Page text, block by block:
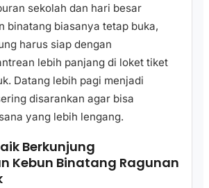
sekolah dan hari besar
binatang biasanya tetap buka,
harus siap dengan
lebih panjang di loket tiket
Datang lebih pagi menjadi
disarankan agar bisa
yang lebih lengang.
Berkunjung
Kebun Binatang Ragunan